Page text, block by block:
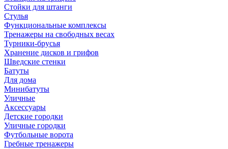
Стойки для штанги
Стулья
Функциональные комплексы
Тренажеры на свободных весах
Турники-брусья
Хранение дисков и грифов
Шведские стенки
Батуты
Для дома
Минибатуты
Уличные
Аксессуары
Детские городки
Уличные городки
Футбольные ворота
Гребные тренажеры